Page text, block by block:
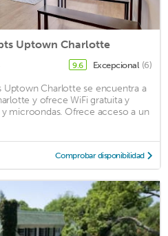
Uptown Charlotte
9.6 Excepcional (6)
Uptown Charlotte se encuentra a
y ofrece WiFi gratuita y
microondas. Ofrece acceso a un
Comprobar disponibilidad